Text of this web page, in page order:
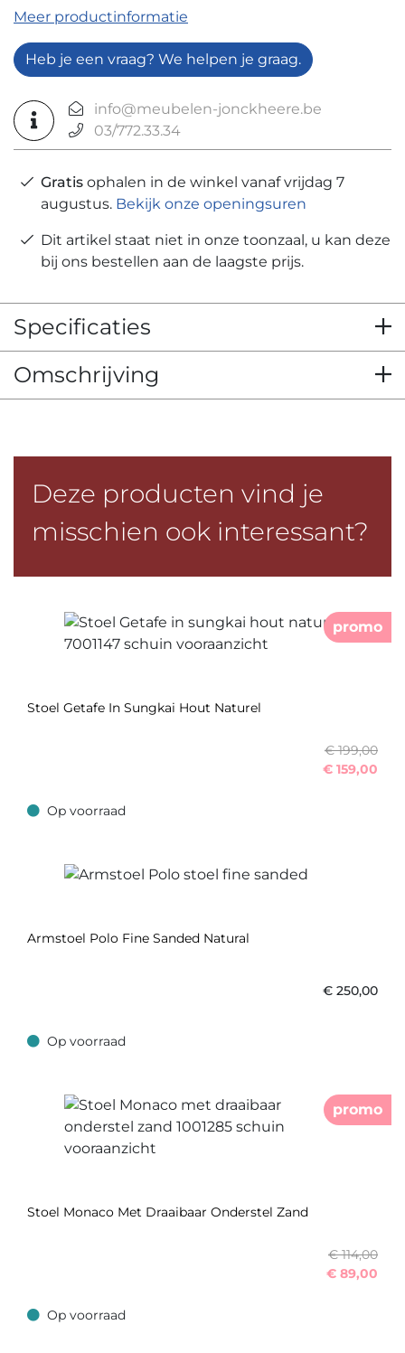
Meer productinformatie
Heb je een vraag? We helpen je graag.
info@meubelen-jonckheere.be
03/772.33.34
Gratis ophalen in de winkel vanaf vrijdag 7
augustus. Bekijk onze openingsuren
Dit artikel staat niet in onze toonzaal, u kan deze
bij ons bestellen aan de laagste prijs.
Specificaties
Omschrijving
Deze producten vind je
misschien ook interessant?
promo
Stoel Getafe In Sungkai Hout Naturel
€ 199,00
€ 159,00
Op voorraad
Op voorraad
Armstoel Polo Fine Sanded Natural
€ 250,00
Op voorraad
Op voorraad
promo
Stoel Monaco Met Draaibaar Onderstel Zand
€ 114,00
€ 89,00
Op voorraad
Op voorraad